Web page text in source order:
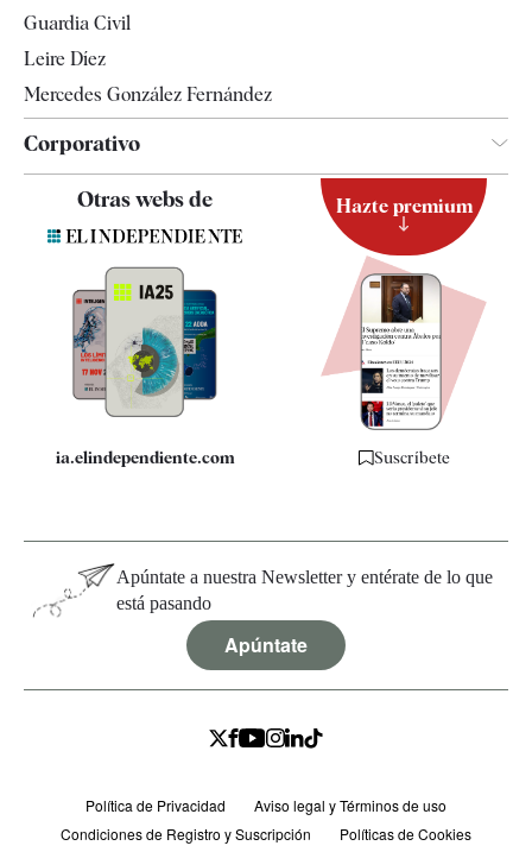
Guardia Civil
Leire Díez
Mercedes González Fernández
Corporativo
Quiénes somos
Especificaciones
Otras webs de
ia.elindependiente.com
Hazte premium
Suscríbete
Apúntate a nuestra Newsletter y entérate de lo que
está pasando
Apúntate
Política de Privacidad
Aviso legal y Términos de uso
Condiciones de Registro y Suscripción
Políticas de Cookies